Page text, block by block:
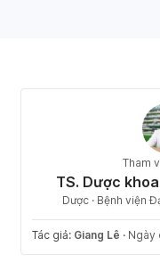
Tham
TS. Dược
Dược · Bệnh viện
Tác giả: Giang Lê · Ngày